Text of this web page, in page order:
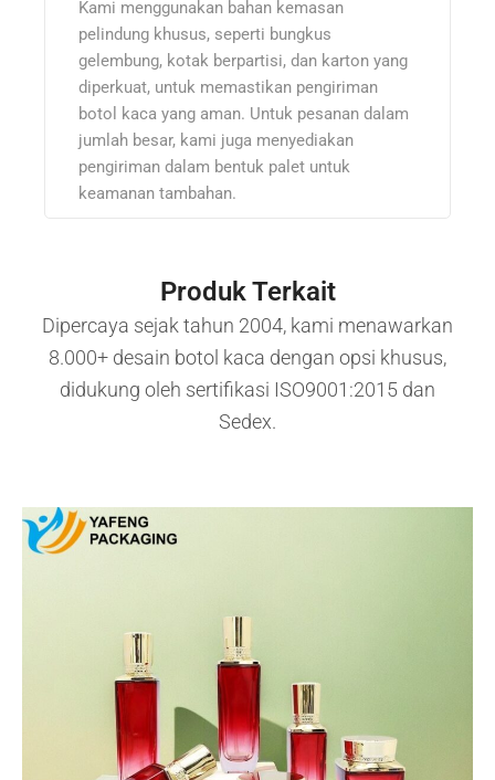
Kami menggunakan bahan kemasan
pelindung khusus, seperti bungkus
gelembung, kotak berpartisi, dan karton yang
diperkuat, untuk memastikan pengiriman
botol kaca yang aman. Untuk pesanan dalam
jumlah besar, kami juga menyediakan
pengiriman dalam bentuk palet untuk
keamanan tambahan.
Produk Terkait
Dipercaya sejak tahun 2004, kami menawarkan
8.000+ desain botol kaca dengan opsi khusus,
didukung oleh sertifikasi ISO9001:2015 dan
Sedex.